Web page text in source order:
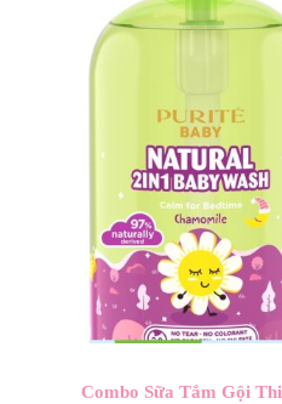
Combo Sữa Tắm Gội